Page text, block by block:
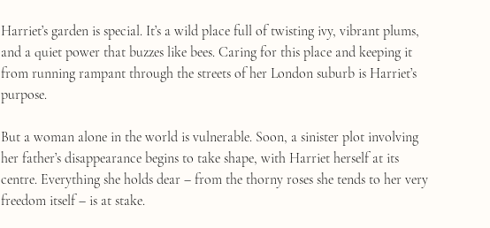
Harriet’s garden is special. It’s a wild place full of twisting ivy, vibrant plums,
and a quiet power that buzzes like bees. Caring for this place and keeping it
from running rampant through the streets of her London suburb is Harriet’s
purpose.
But a woman alone in the world is vulnerable. Soon, a sinister plot involving
her father’s disappearance begins to take shape, with Harriet herself at its
centre. Everything she holds dear – from the thorny roses she tends to her very
freedom itself – is at stake.